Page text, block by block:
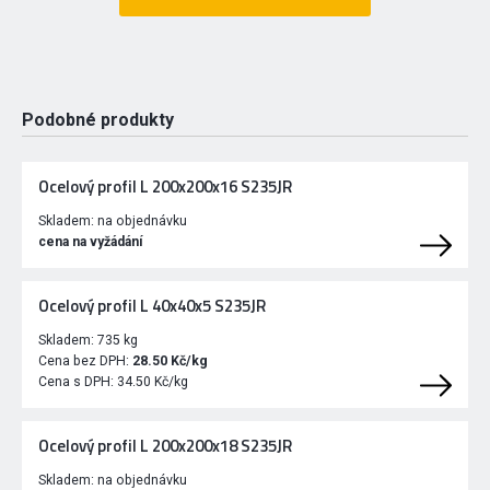
Podobné produkty
Ocelový profil L 200x200x16 S235JR
Skladem: na objednávku
cena na vyžádání
Ocelový profil L 40x40x5 S235JR
Skladem: 735 kg
Cena bez DPH: 28.50 Kč/kg
Cena s DPH: 34.50 Kč/kg
Ocelový profil L 200x200x18 S235JR
Skladem: na objednávku